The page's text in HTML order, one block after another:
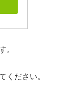
。
ください。